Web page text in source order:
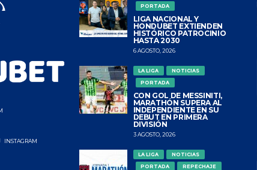
INSTAGRAM
PORTADA
LIGA NACIONAL Y
HONDUBET EXTIENDEN
HISTÓRICO PATROCINIO
HASTA 2030
6 AGOSTO, 2026
LA LIGA
NOTICIAS
PORTADA
CON GOL DE MESSINITI,
MARATHÓN SUPERA AL
INDEPENDIENTE EN SU
DEBUT EN PRIMERA
DIVISIÓN
3 AGOSTO, 2026
LA LIGA
NOTICIAS
PORTADA
REPECHAJE